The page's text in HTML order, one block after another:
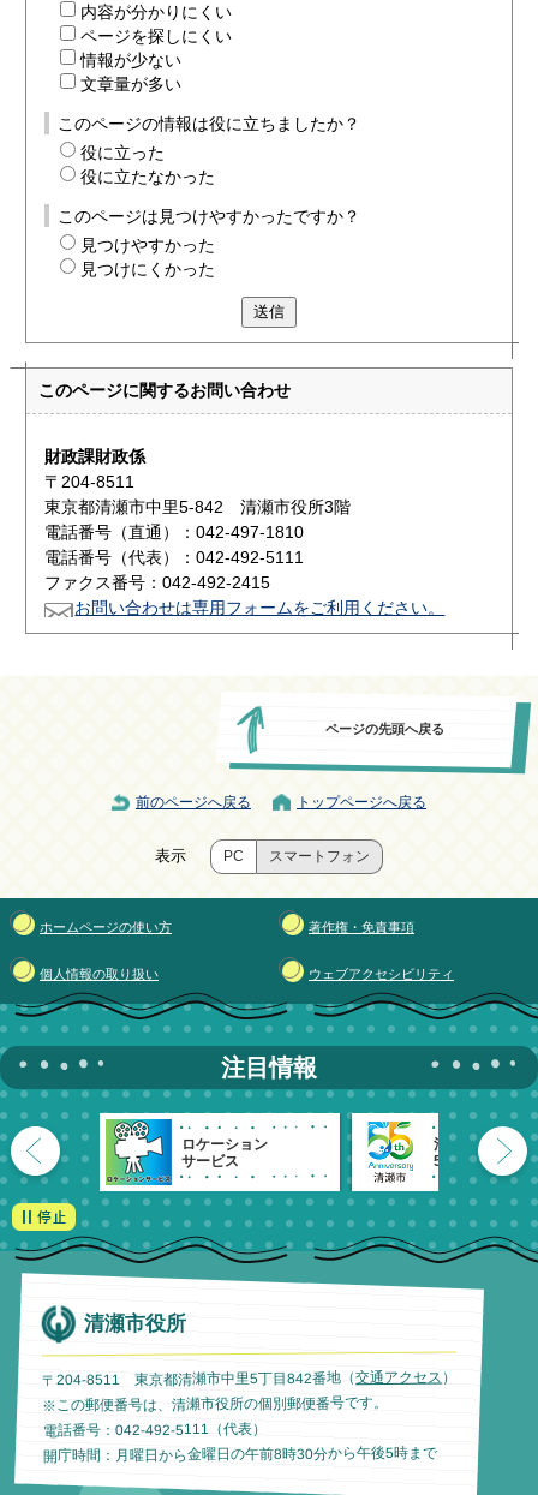
内容が分かりにくい
ページを探しにくい
情報が少ない
文章量が多い
このページの情報は役に立ちましたか？
役に立った
役に立たなかった
このページは見つけやすかったですか？
見つけやすかった
見つけにくかった
送信
このページに関するお問い合わせ
財政課財政係
〒204-8511
東京都清瀬市中里5-842 清瀬市役所3階
電話番号（直通）：042-497-1810
電話番号（代表）：042-492-5111
ファクス番号：042-492-2415
お問い合わせは専用フォームをご利用ください。
ページの先頭へ戻る
前のページへ戻る トップページへ戻る
表示 PC スマートフォン
ホームページの使い方 著作権・免責事項
個人情報の取り扱い ウェブアクセシビリティ
注目情報
ロケーション
サービス
清瀬市
55周年記念
清瀬市役所
〒204-8511 東京都清瀬市中里5丁目842番地（交通アクセス ）
※この郵便番号は、清瀬市役所の個別郵便番号です。
電話番号：042-492-5111（代表）
開庁時間：月曜日から金曜日の午前8時30分から午後5時まで